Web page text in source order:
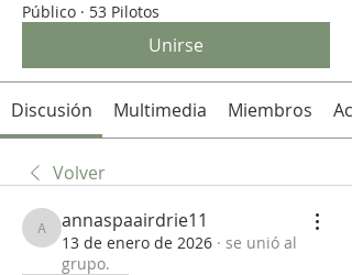
Público · 53 Pilotos
Unirse
Discusión Multimedia Miembros
Volver
annaspaairdrie11
annaspaairdrie11
13 de enero de 2026 · se unió al
grupo.